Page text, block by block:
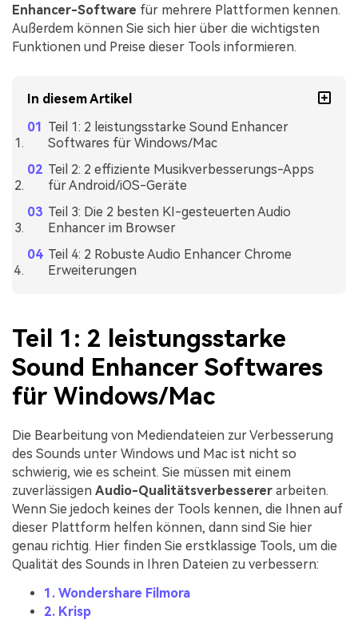
Enhancer-Software für mehrere Plattformen kennen.
Außerdem können Sie sich hier über die wichtigsten
Funktionen und Preise dieser Tools informieren.
In diesem Artikel
Teil 1: 2 leistungsstarke Sound Enhancer
Softwares für Windows/Mac
Teil 2: 2 effiziente Musikverbesserungs-Apps
für Android/iOS-Geräte
Teil 3: Die 2 besten KI-gesteuerten Audio
Enhancer im Browser
Teil 4: 2 Robuste Audio Enhancer Chrome
Erweiterungen
Teil 1: 2 leistungsstarke
Sound Enhancer Softwares
für Windows/Mac
Die Bearbeitung von Mediendateien zur Verbesserung
des Sounds unter Windows und Mac ist nicht so
schwierig, wie es scheint. Sie müssen mit einem
zuverlässigen Audio-Qualitätsverbesserer arbeiten.
Wenn Sie jedoch keines der Tools kennen, die Ihnen auf
dieser Plattform helfen können, dann sind Sie hier
genau richtig. Hier finden Sie erstklassige Tools, um die
Qualität des Sounds in Ihren Dateien zu verbessern:
1. Wondershare Filmora
2. Krisp